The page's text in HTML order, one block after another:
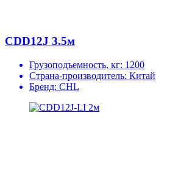
CDD12J 3.5м
Грузоподъемность, кг: 1200
Страна-производитель: Китай
Бренд: CHL